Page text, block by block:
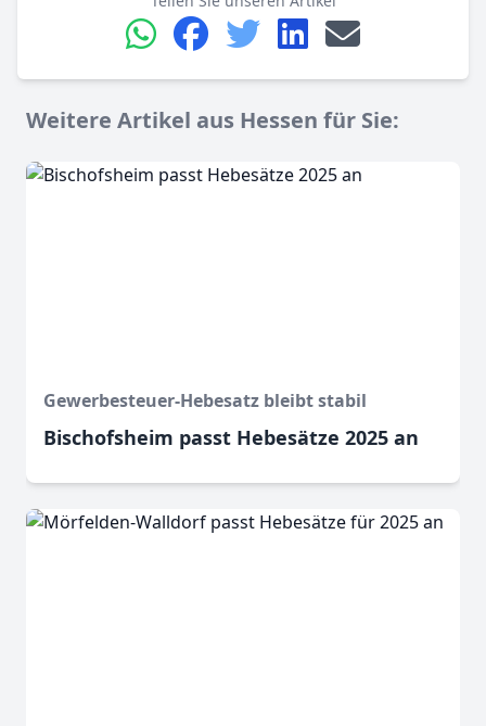
Weitere Artikel aus Hessen für Sie:
Gewerbesteuer-Hebesatz bleibt stabil
Bischofsheim passt Hebesätze 2025 an